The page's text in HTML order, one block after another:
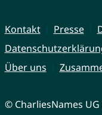
Kontakt Presse
Über uns
© CharliesNames